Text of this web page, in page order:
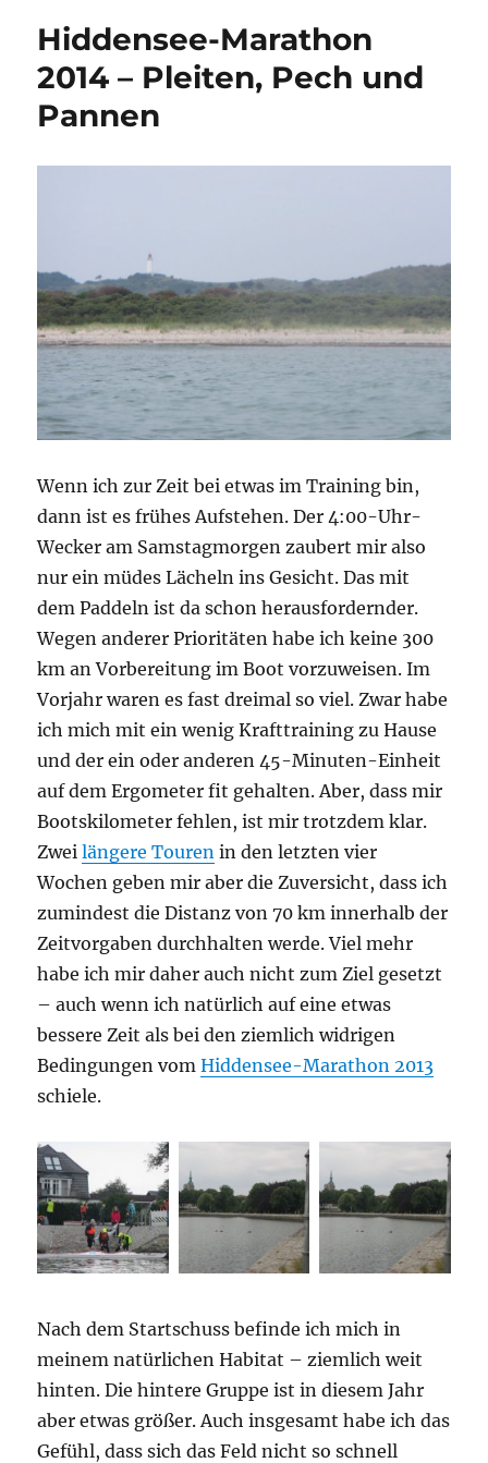
Hiddensee-Marathon
2014 – Pleiten, Pech und
Pannen
Wenn ich zur Zeit bei etwas im Training bin,
dann ist es frühes Aufstehen. Der 4:00-Uhr-
Wecker am Samstagmorgen zaubert mir also
nur ein müdes Lächeln ins Gesicht. Das mit
dem Paddeln ist da schon herausfordernder.
Wegen anderer Prioritäten habe ich keine 300
km an Vorbereitung im Boot vorzuweisen. Im
Vorjahr waren es fast dreimal so viel. Zwar habe
ich mich mit ein wenig Krafttraining zu Hause
und der ein oder anderen 45-Minuten-Einheit
auf dem Ergometer fit gehalten. Aber, dass mir
Bootskilometer fehlen, ist mir trotzdem klar.
Zweilängere Touren in den letzten vier
Wochen geben mir aber die Zuversicht, dass ich
zumindest die Distanz von 70 km innerhalb der
Zeitvorgaben durchhalten werde. Viel mehr
habe ich mir daher auch nicht zum Ziel gesetzt
– auch wenn ich natürlich auf eine etwas
bessere Zeit als bei den ziemlich widrigen
Bedingungen vomHiddensee-Marathon 2013
schiele.
Nach dem Startschuss befinde ich mich in
meinem natürlichen Habitat – ziemlich weit
hinten. Die hintere Gruppe ist in diesem Jahr
aber etwas größer. Auch insgesamt habe ich das
Gefühl, dass sich das Feld nicht so schnell